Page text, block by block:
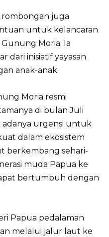
rombongan juga
untuk kelancaran
Moria. Ia
dari inisiatif yayasan
anak-anak.
Moria resmi
di bulan Juli
adanya urgensi untuk
dalam ekosistem
berkembang sehari-
muda Papua ke
bertumbuh dengan
Papua pedalaman
melalui jalur laut ke